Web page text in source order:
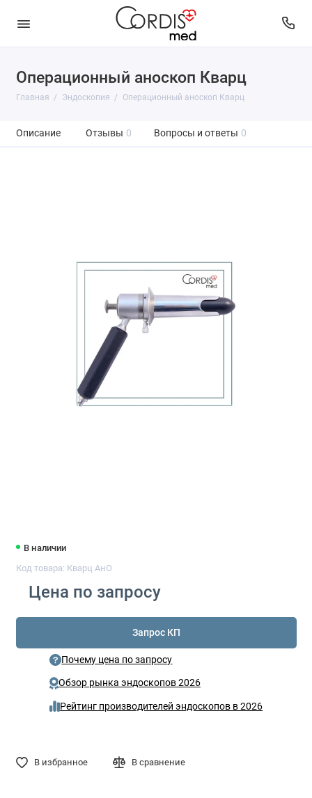
Операционный аноскоп Кварц
Главная Эндоскопия Операционный аноскоп Кварц
Описание Отзывы 0 Вопросы и ответы 0
В наличии
Код товара: Кварц АнО
Цена по запросу
Запрос КП
Почему цена по запросу
Обзор рынка эндоскопов 2026
Рейтинг производителей эндоскопов в 2026
В избранное В сравнение